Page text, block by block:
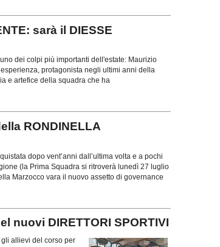
sarà il DIESSE
dei colpi più importanti dell'estate: Maurizio
protagonista negli ultimi anni della
e artefice della squadra che ha
RONDINELLA
dopo vent’anni dall’ultima volta e a pochi
(la Prima Squadra si ritroverà lunedì 27 luglio
Marzocco vara il nuovo assetto di governance
nuovi DIRETTORI SPORTIVI
allievi del corso per